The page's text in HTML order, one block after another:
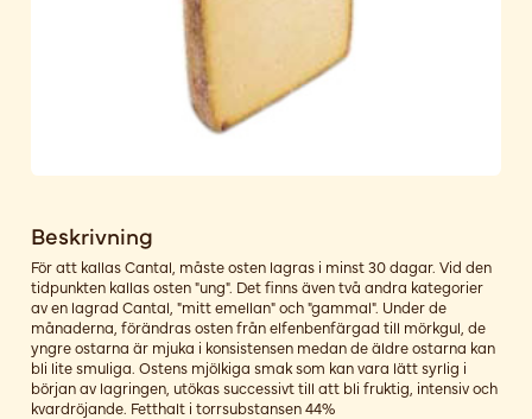
Beskrivning
För att kallas Cantal, måste osten lagras i minst 30 dagar. Vid den
tidpunkten kallas osten "ung". Det finns även två andra kategorier
av en lagrad Cantal, "mitt emellan" och "gammal". Under de
månaderna, förändras osten från elfenbenfärgad till mörkgul, de
yngre ostarna är mjuka i konsistensen medan de äldre ostarna kan
bli lite smuliga. Ostens mjölkiga smak som kan vara lätt syrlig i
början av lagringen, utökas successivt till att bli fruktig, intensiv och
kvardröjande. Fetthalt i torrsubstansen 44%